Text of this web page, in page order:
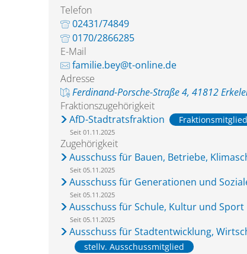
Telefon
02431/74849
0170/2866285
E-Mail
familie.bey@t-online.de
Adresse
Ferdinand-Porsche-Straße 4, 41812
Fraktionszugehörigkeit
AfD-Stadtratsfraktion
Fraktionsmitglied
Seit 01.11.2025
Zugehörigkeit
Ausschuss für Bauen, Betriebe,
Seit 05.11.2025
Ausschuss für Generationen und
Seit 05.11.2025
Ausschuss für Schule, Kultur und Sport
Seit 05.11.2025
Ausschuss für Stadtentwicklung,
stellv. Ausschussmitglied